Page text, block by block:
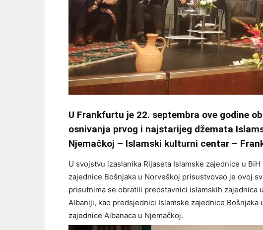
U Frankfurtu je 22. septembra ove godine
osnivanja prvog i najstarijeg džemata
Njemačkoj – Islamski kulturni centar –
U svojstvu izaslanika Rijaseta Islamske zajednice u
zajednice Bošnjaka u Norveškoj prisustvovao je ovoj
prisutnima se obratili predstavnici islamskih zajednica
Albaniji, kao predsjednici Islamske zajednice Bošnjaka
zajednice Albanaca u Njemačkoj.